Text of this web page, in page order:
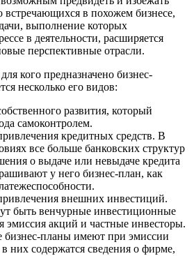
встречающихся в похожем бизнесе,
выполнение которых
в деятельности, расширяется
перспективные отрасли.
кого предназначено бизнес-
несколько его видов:
развития, который
самоконтролем.
кредитных средств. В
все больше банковских структур
о выдаче или невыдаче кредита
у него бизнес-план, как
внешних инвестиций.
быть венчурные инвестиционные
эмиссия акций и частные инвесторы.
бизнес-планы имеют при эмиссии
них содержатся сведения о фирме,